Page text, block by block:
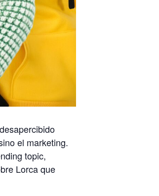
el marketing.
topic,
Lorca que